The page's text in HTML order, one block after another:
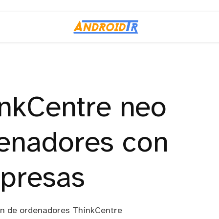
neo
con
de ordenadores ThinkCentre